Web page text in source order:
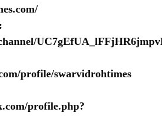
profile/swarvidrohtimes
profile.php?